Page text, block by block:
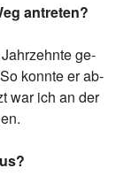
antreten?
Jahr­zehn­te ge­
konn­te er ab­
war ich an der